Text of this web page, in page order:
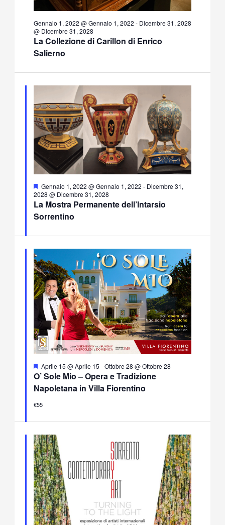
La Collezione di Carillon di Enrico
Salierno
Gennaio 1, 2022 @ Gennaio 1, 2022 - Dicembre 31, 2028
@ Dicembre 31, 2028
La Mostra Permanente dell’Intarsio
Sorrentino
Segnalati
Gennaio 1, 2022 @ Gennaio 1, 2022 - Dicembre 31,
2028 @ Dicembre 31, 2028
O’ Sole Mio – Opera e Tradizione
Napoletana in Villa Fiorentino
Segnalati
Aprile 15 @ Aprile 15 -Ottobre 28 @ Ottobre 28
€55